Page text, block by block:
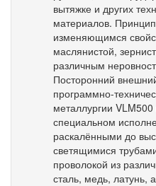
вытяжке и других
материалов.
изменяющимся
маслянистой,
различным
Посторонний
программно-
металлургии
специальном
раскалёнными до
светящимися
проволокой из
сталь, медь, латунь,